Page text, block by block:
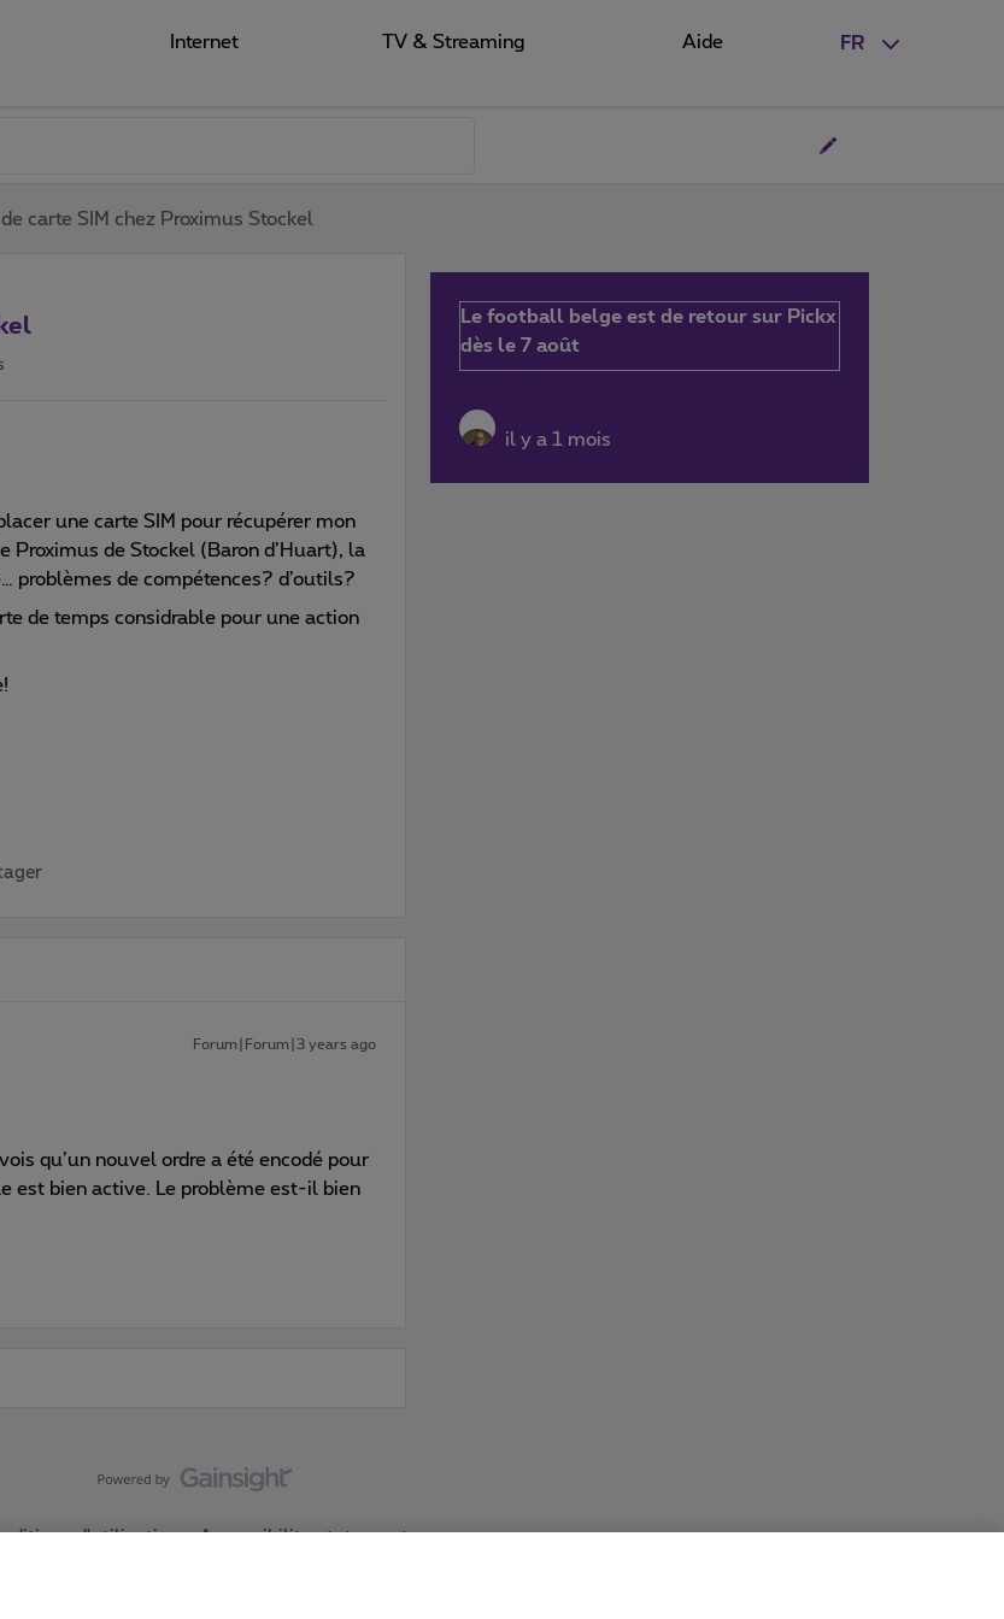
FR
Internet TV & Streaming Aide
carte SIM chez Proximus Stockel
une carte SIM pour récupérer mon
Proximus de Stockel (Baron d’Huart), la
problèmes de compétences? d’outils?
de temps considrable pour une action
Forum|Forum|3 years ago
qu’un nouvel ordre a été encodé pour
est bien active. Le problème est-il bien
Le football belge est de retour sur Pickx
dès le 7 août
il y a 1 mois
d'utilisation Accessibility statement